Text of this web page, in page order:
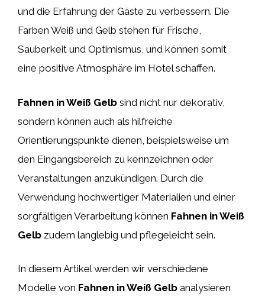
und die Erfahrung der Gäste zu verbessern. Die
Farben Weiß und Gelb stehen für Frische,
Sauberkeit und Optimismus, und können somit
eine positive Atmosphäre im Hotel schaffen.
Fahnen in Weiß Gelb sind nicht nur dekorativ,
sondern können auch als hilfreiche
Orientierungspunkte dienen, beispielsweise um
den Eingangsbereich zu kennzeichnen oder
Veranstaltungen anzukündigen. Durch die
Verwendung hochwertiger Materialien und einer
sorgfältigen Verarbeitung können Fahnen in Weiß
Gelb zudem langlebig und pflegeleicht sein.
In diesem Artikel werden wir verschiedene
Modelle von Fahnen in Weiß Gelb analysieren